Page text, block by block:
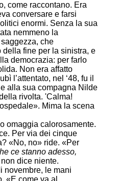
come raccontano. Era
conversare e farsi
enormi. Senza la sua
nemmeno la
che
della fine per la sinistra, e
democrazia: per farlo
Non era affatto
l’attentato, nel ‘48, fu il
alla sua compagna Nilde
rivolta. 'Calma!
Mima la scena
omaggia calorosamente.
Per via dei cinque
«No, no» ride. «Per
ce stanno adesso,
dice niente.
novembre, le mani